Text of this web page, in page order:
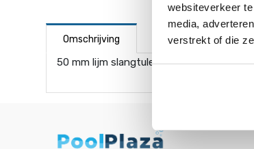
websiteverkeer
media,
verstrekt of die
Omschrijving
50 mm lijm slangtule met 1.5"